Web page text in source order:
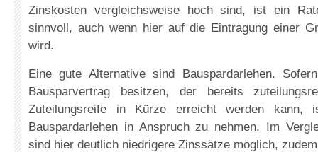
Zinskosten vergleichsweise hoch sind, ist ein
sinnvoll, auch wenn hier auf die Eintragung einer
wird.
Eine gute Alternative sind Bauspardarlehen.
Bausparvertrag besitzen, der bereits
Zuteilungsreife in Kürze erreicht werden kann,
Bauspardarlehen in Anspruch zu nehmen. Im
sind hier deutlich niedrigere Zinssätze möglich,